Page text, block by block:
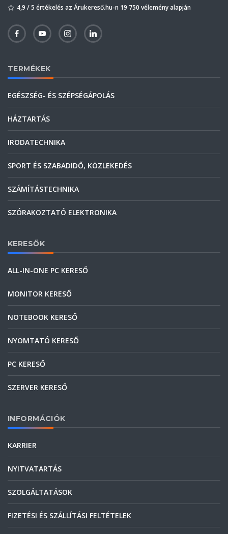
4,9 / 5 értékelés az Árukereső.hu-n 19 750 vélemény alapján
TERMÉKEK
EGÉSZSÉG- ÉS SZÉPSÉGÁPOLÁS
HÁZTARTÁS
IRODATECHNIKA
SPORT ÉS SZABADIDŐ, KÖZLEKEDÉS
SZÁMÍTÁSTECHNIKA
SZÓRAKOZTATÓ ELEKTRONIKA
KERESŐK
ALL-IN-ONE PC KERESŐ
MONITOR KERESŐ
NOTEBOOK KERESŐ
NYOMTATÓ KERESŐ
PC KERESŐ
SZERVER KERESŐ
INFORMÁCIÓK
KARRIER
NYITVATARTÁS
SZOLGÁLTATÁSOK
FIZETÉSI ÉS SZÁLLÍTÁSI FELTÉTELEK